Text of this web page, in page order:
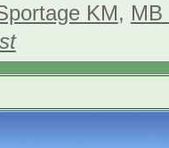
KM, MB